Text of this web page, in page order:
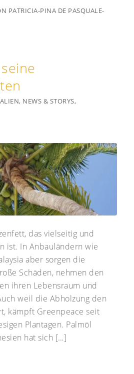
PATRICIA-PINA DE PASQUALE-
, NEWS & STORYS,
das vielseitig und
ist. In Anbauländern wie
aber sorgen die
Schäden, nehmen den
ihren Lebensraum und
weil die Abholzung den
kämpft Greenpeace seit
Plantagen. Palmöl
hat sich […]